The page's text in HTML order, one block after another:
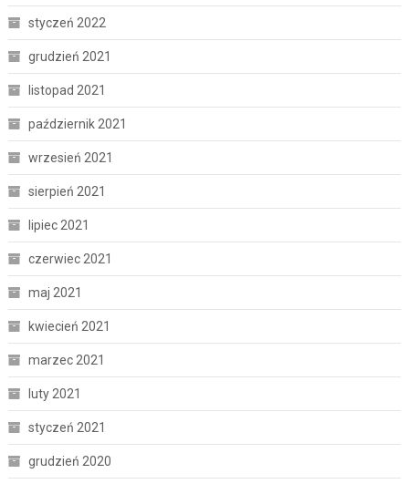
styczeń 2022
grudzień 2021
listopad 2021
październik 2021
wrzesień 2021
sierpień 2021
lipiec 2021
czerwiec 2021
maj 2021
kwiecień 2021
marzec 2021
luty 2021
styczeń 2021
grudzień 2020